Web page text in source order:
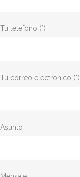
Tu telefono (*)
Tu correo electrónico (*)
Asunto